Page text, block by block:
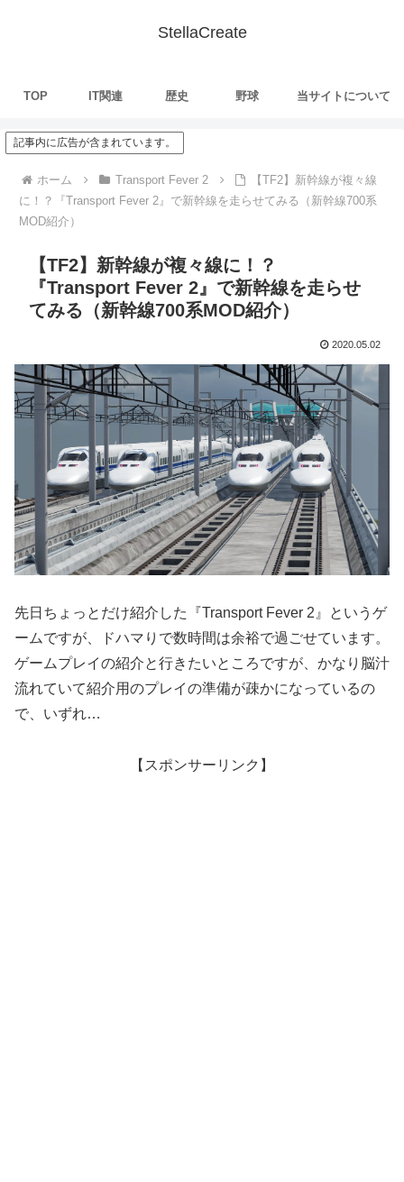
StellaCreate
TOP IT関連 歴史 野球 当サイトについて
記事内に広告が含まれています。
ホーム Transport Fever 2
【TF2】新幹線が複々線
に！？『Transport Fever 2』で新幹線を走らせてみる（新幹線700系
MOD紹介）
【TF2】新幹線が複々線に！？
『Transport Fever 2』で新幹線を走らせ
てみる（新幹線700系MOD紹介）
2020.05.02
先日ちょっとだけ紹介した『Transport Fever 2』というゲ
ームですが、ドハマりで数時間は余裕で過ごせています。
ゲームプレイの紹介と行きたいところですが、かなり脳汁
流れていて紹介用のプレイの準備が疎かになっているの
で、いずれ…
【スポンサーリンク】